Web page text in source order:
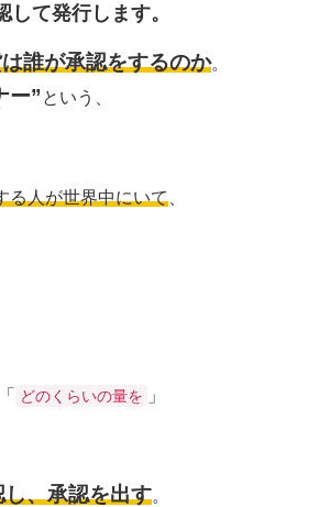
して発行します。
誰が承認をするのか。
ー” という、
る人が世界中にいて
どのくらいの量を 」
、承認を出す。